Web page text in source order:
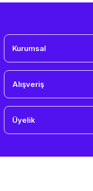
Kurumsal
Alışveriş
Üyelik